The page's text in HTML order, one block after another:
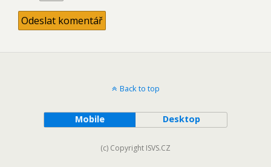
Back to top
Mobile Desktop
(c) Copyright ISVS.CZ